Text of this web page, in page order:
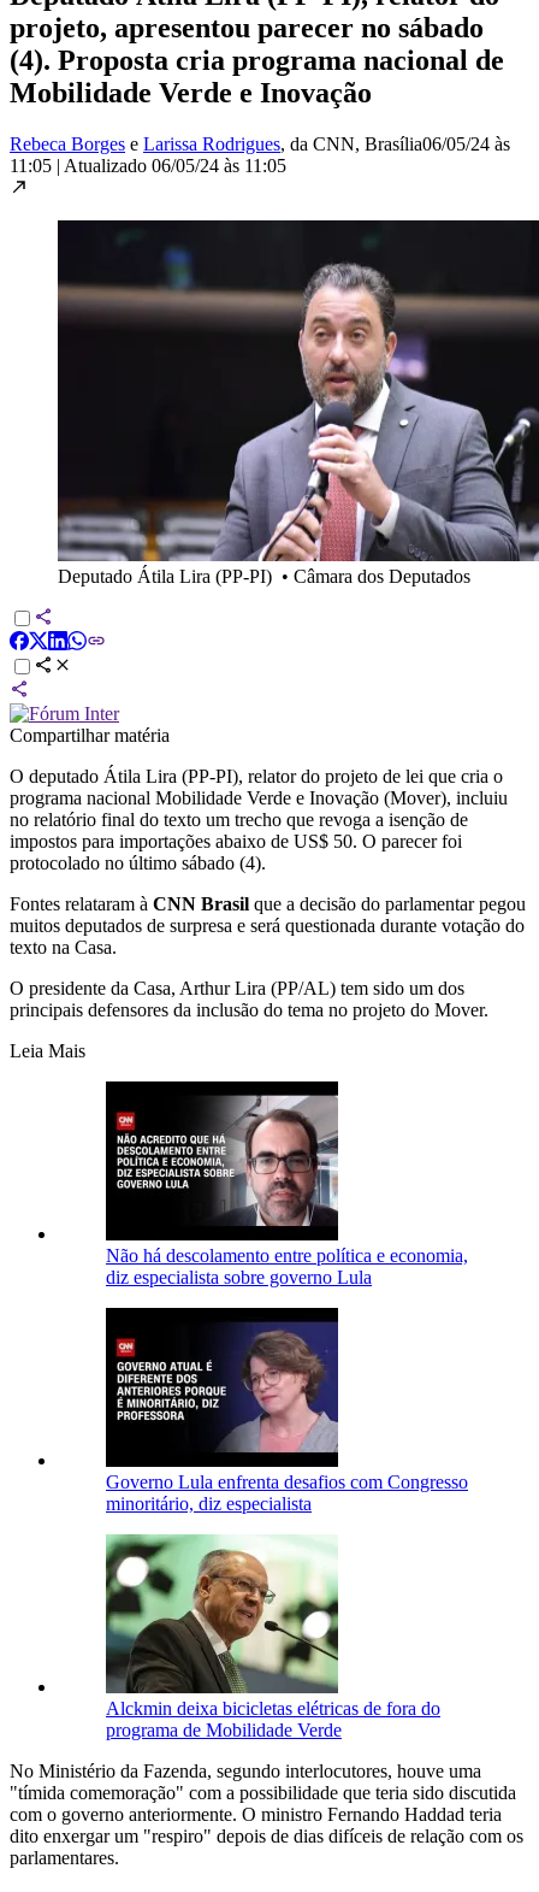
projeto, apresentou parecer no sábado
(4). Proposta cria programa nacional de
Mobilidade Verde e Inovação
Rebeca Borges e Larissa Rodrigues, da CNN, Brasília06/05/24 às
11:05 | Atualizado 06/05/24 às 11:05
Deputado Átila Lira (PP-PI) • Câmara dos Deputados
Compartilhar matéria
O deputado Átila Lira (PP-PI), relator do projeto de lei que cria o
programa nacional Mobilidade Verde e Inovação (Mover), incluiu
no relatório final do texto um trecho que revoga a isenção de
impostos para importações abaixo de US$ 50. O parecer foi
protocolado no último sábado (4).
Fontes relataram à CNN Brasil que a decisão do parlamentar pegou
muitos deputados de surpresa e será questionada durante votação do
texto na Casa.
O presidente da Casa, Arthur Lira (PP/AL) tem sido um dos
principais defensores da inclusão do tema no projeto do Mover.
Leia Mais
Não há descolamento entre política e economia,
diz especialista sobre governo Lula
Governo Lula enfrenta desafios com Congresso
minoritário, diz especialista
Alckmin deixa bicicletas elétricas de fora do
programa de Mobilidade Verde
No Ministério da Fazenda, segundo interlocutores, houve uma
"tímida comemoração" com a possibilidade que teria sido discutida
com o governo anteriormente. O ministro Fernando Haddad teria
dito enxergar um "respiro" depois de dias difíceis de relação com os
parlamentares.